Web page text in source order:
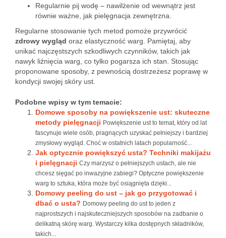
Regularnie pij wodę – nawilżenie od wewnątrz jest
równie ważne, jak pielęgnacja zewnętrzna.
Regularne stosowanie tych metod pomoże przywrócić
zdrowy wygląd oraz elastyczność warg. Pamiętaj, aby
unikać najczęstszych szkodliwych czynników, takich jak
nawyk liźnięcia warg, co tylko pogarsza ich stan. Stosując
proponowane sposoby, z pewnością dostrzeżesz poprawę w
kondycji swojej skóry ust.
Podobne wpisy w tym temacie:
Domowe sposoby na powiększenie ust: skuteczne
metody pielęgnacji Powiększenie ust to temat, który od lat
fascynuje wiele osób, pragnących uzyskać pełniejszy i bardziej
zmysłowy wygląd. Choć w ostatnich latach popularność...
Jak optycznie powiększyć usta? Techniki makijażu
i pielęgnacji Czy marzysz o pełniejszych ustach, ale nie
chcesz sięgać po inwazyjne zabiegi? Optyczne powiększenie
warg to sztuka, która może być osiągnięta dzięki...
Domowy peeling do ust – jak go przygotować i
dbać o usta? Domowy peeling do ust to jeden z
najprostszych i najskuteczniejszych sposobów na zadbanie o
delikatną skórę warg. Wystarczy kilka dostępnych składników,
takich...